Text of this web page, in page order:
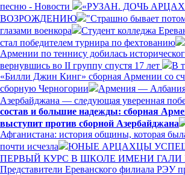
песню - Новости
«РУЗАН. ДОЧЬ
ВОЗРОЖДЕНИЮ
"Страшно бывает
глазами военкора
Студент колледжа
стал победителем турнира по фехтованию
Армении по теннису добилась
вернувшись во II группу спустя 17 лет
В
«Билли Джин Кинг» сборная Армении со
сборную Черногории
Армения — Албания
Азербайджана — следующая уверенная
состав и большие надежды: сборная
выступит против сборной Азербайджана
Афганистана: история общины, которая
почти исчезла
ЮНЫЕ АРЦАХЦЫ
ПЕРВЫЙ КУРС В ШКОЛЕ ИМЕНИ ГАЛИ
Представители Ереванского филиала РЭУ